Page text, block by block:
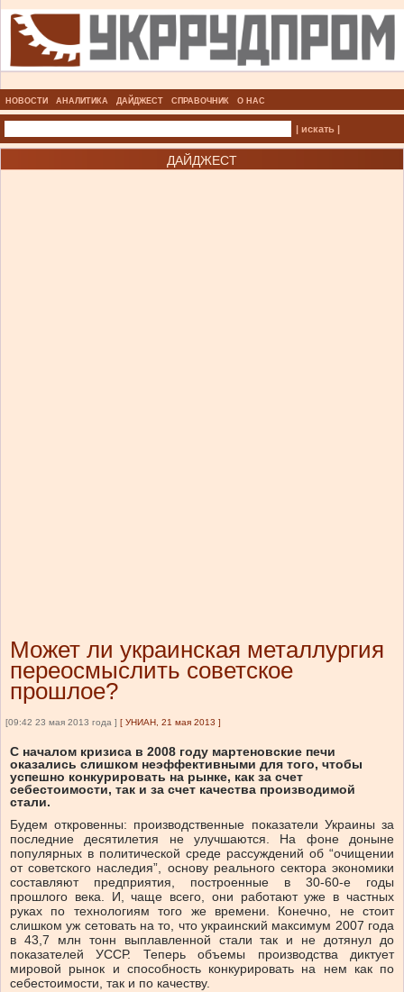
НОВОСТИ АНАЛИТИКА ДАЙДЖЕСТ СПРАВОЧНИК О НАС
| искать |
ДАЙДЖЕСТ
Может ли украинская металлургия
переосмыслить советское
прошлое?
[09:42 23 мая 2013 года ] [ УНИАН, 21 мая 2013 ]
С началом кризиса в 2008 году мартеновские печи
оказались слишком неэффективными для того, чтобы
успешно конкурировать на рынке, как за счет
себестоимости, так и за счет качества производимой
стали.
Будем откровенны: производственные показатели Украины за
последние десятилетия не улучшаются. На фоне доныне
популярных в политической среде рассуждений об “очищении
от советского наследия”, основу реального сектора экономики
составляют предприятия, построенные в 30-60-е годы
прошлого века. И, чаще всего, они работают уже в частных
руках по технологиям того же времени. Конечно, не стоит
слишком уж сетовать на то, что украинский максимум 2007 года
в 43,7 млн тонн выплавленной стали так и не дотянул до
показателей УССР. Теперь объемы производства диктует
мировой рынок и способность конкурировать на нем как по
себестоимости, так и по качеству.